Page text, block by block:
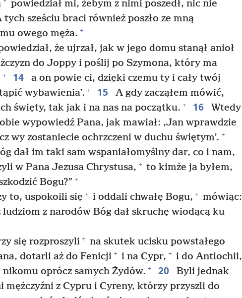
powiedział mi, żebym z nimi poszedł, nic nie
sześciu braci również poszło ze mną
owego męża. +
że ujrzał, jak w jego domu stanął anioł
do Joppy i poślij po Szymona, który ma
+ 14
a on powie ci, dzięki czemu ty i cały twój
wybawienia’. + 15
A gdy zacząłem mówić,
święty, tak jak i na nas na początku. + 16
Wtedy
wypowiedź Pana, jak mawiał: ‚Jan wprawdzie
wy zostaniecie ochrzczeni w duchu świętym’. +
dał im taki sam wspaniałomyślny dar, co i nam,
w Pana Jezusa Chrystusa, + to kimże ja byłem,
Bogu?” +
to, uspokoili się + i oddali chwałę Bogu, + mówiąc:
ludziom z narodów Bóg dał skruchę wiodącą ku
się rozproszyli + na skutek ucisku powstałego
dotarli aż do Fenicji + i na Cypr, + i do Antiochii,
nikomu oprócz samych Żydów. + 20
Byli jednak
mężczyźni z Cypru i Cyreny, którzy przyszli do